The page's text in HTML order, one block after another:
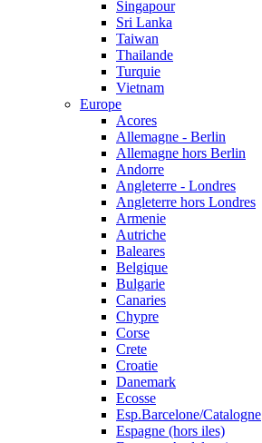
Singapour
Sri Lanka
Taiwan
Thailande
Turquie
Vietnam
Europe
Acores
Allemagne - Berlin
Allemagne hors Berlin
Andorre
Angleterre - Londres
Angleterre hors Londres
Armenie
Autriche
Baleares
Belgique
Bulgarie
Canaries
Chypre
Corse
Crete
Croatie
Danemark
Ecosse
Esp.Barcelone/Catalogne
Espagne (hors iles)